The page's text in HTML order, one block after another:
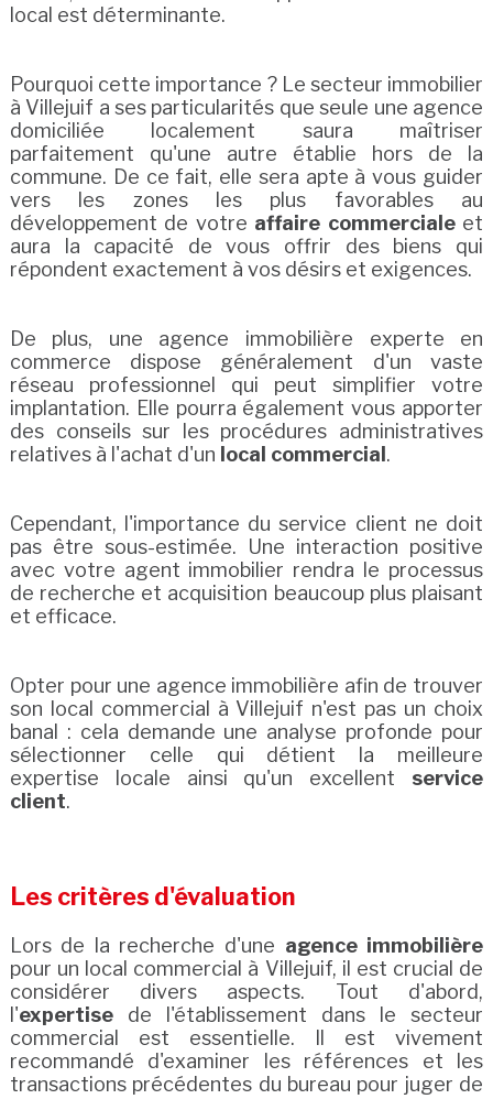
local est déterminante.
Pourquoi cette importance ? Le secteur immobilier
à Villejuif a ses particularités que seule une agence
domiciliée localement saura maîtriser
parfaitement qu'une autre établie hors de la
commune. De ce fait, elle sera apte à vous guider
vers les zones les plus favorables au
développement de votre affaire commercialeet
aura la capacité de vous offrir des biens qui
répondent exactement à vos désirs et exigences.
De plus, une agence immobilière experte en
commerce dispose généralement d'un vaste
réseau professionnel qui peut simplifier votre
implantation. Elle pourra également vous apporter
des conseils sur les procédures administratives
relatives à l'achat d'un local commercial .
Cependant, l'importance du service client ne doit
pas être sous-estimée. Une interaction positive
avec votre agent immobilier rendra le processus
de recherche et acquisition beaucoup plus plaisant
et efficace.
Opter pour une agence immobilière afin de trouver
son local commercial à Villejuif n'est pas un choix
banal : cela demande une analyse profonde pour
sélectionner celle qui détient la meilleure
expertise locale ainsi qu'un excellent service
client.
Les critères d'évaluation
Lors de la recherche d'une agence immobilière
pour un local commercial à Villejuif, il est crucial de
considérer divers aspects. Tout d'abord,
l'expertisede l'établissement dans le secteur
commercial est essentielle. Il est vivement
recommandé d'examiner les références et les
transactions précédentes du bureau pour juger de